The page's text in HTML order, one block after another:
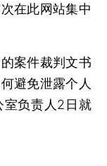
在此网站集中
案件裁判文书
避免泄露个人
室负责人2日就